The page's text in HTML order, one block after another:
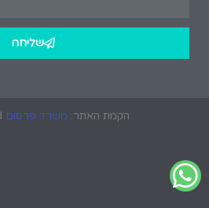
שליחה
הקמת האתר: משרד פרסום